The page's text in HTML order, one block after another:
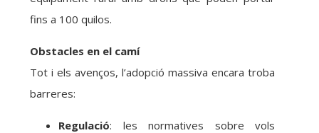
fins a 100 quilos.
Obstacles en el camí
Tot i els avenços, l’adopció massiva encara troba
barreres:
Regulació: les normatives sobre vols